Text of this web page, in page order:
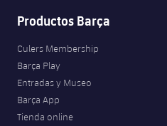
Productos Barça
Culers Membership
Barça Play
Entradas y Museo
Barça App
Tienda online